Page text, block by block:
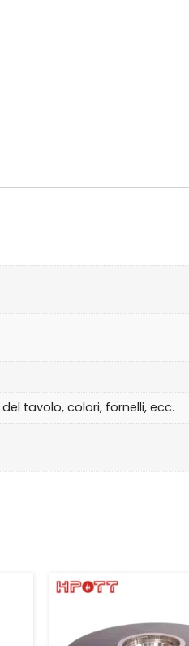
tavolo, colori, fornelli, ecc.